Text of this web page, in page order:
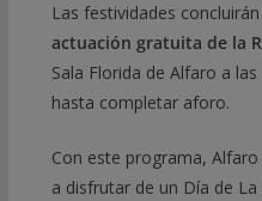
Las festividades
actuación gratuita de la
Sala Florida de Alfaro a
hasta completar aforo.
Con este programa,
a disfrutar de un Día de